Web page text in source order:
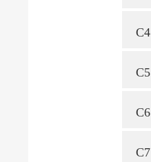
C4
C5
C6
C7